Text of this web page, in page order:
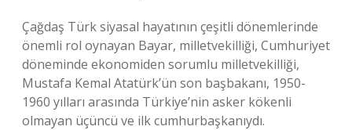
Çağdaş Türk siyasal hayatının çeşitli dönemlerinde
önemli rol oynayan Bayar, milletvekilliği, Cumhuriyet
döneminde ekonomiden sorumlu milletvekilliği,
Mustafa Kemal Atatürk’ün son başbakanı, 1950-
1960 yılları arasında Türkiye’nin asker kökenli
olmayan üçüncü ve ilk cumhurbaşkanıydı.